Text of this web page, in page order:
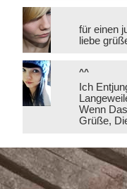
für einen
liebe
^^
Ich
Wenn
Grüße,